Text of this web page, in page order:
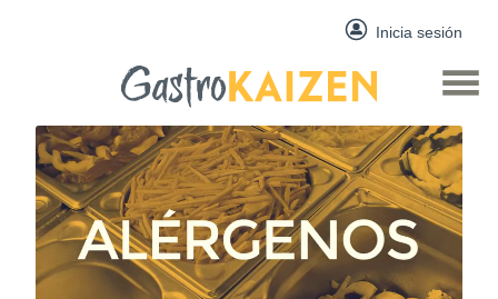
Inicia sesión